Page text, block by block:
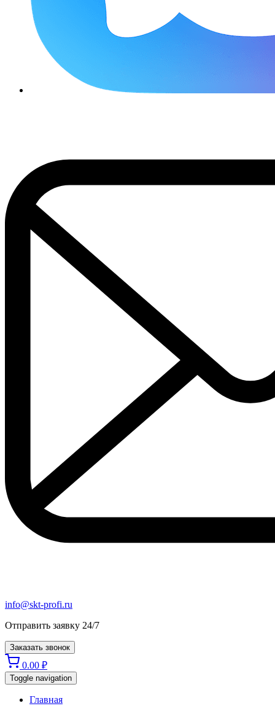
info@skt-profi.ru
Отправить заявку 24/7
Заказать звонок
0.00 ₽
Toggle navigation
Главная